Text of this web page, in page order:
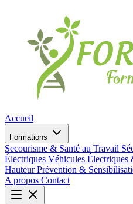
Accueil
Formations
Secourisme & Santé au Travail
Électriques Véhicules Électriques
HauteurPrévention &
A propos Contact